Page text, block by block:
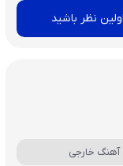
نظر باشید
آهنگ خارجی